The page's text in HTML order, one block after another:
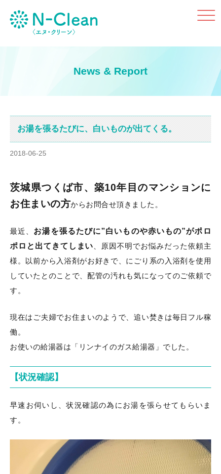
Click
News & Report
お湯を張るたびに、白いものが出てくる。
2018-06-25
茨城県つくば市、築10年目のマンションに
お住まいの方からお問合せ頂きました。
最近、 お湯を張るたびに”白いものや赤いもの”がポロ
ポロと出てきてしまい 、原因不明でお悩みだった依頼主
様。以前から入浴剤がお好きで、にごり系の入浴剤を使用
していたとのことで、配管の汚れも気になってのご依頼で
す。
現在はご夫婦でお住まいのようで、追い焚きは毎日フル稼
働。
お使いの給湯器は「リンナイのガス給湯器」でした。
【状況確認】
早速お伺いし、状況確認の為にお湯を張らせてもらいま
す。